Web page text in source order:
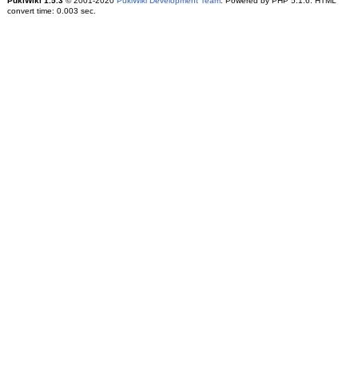
convert time: 0.003 sec.